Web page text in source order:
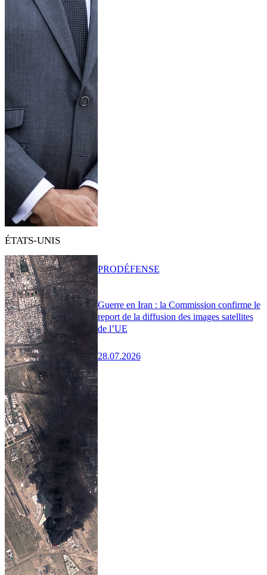
ÉTATS-UNIS
Guerre en Iran : la Commission confirme le
report de la diffusion des images satellites
de l’UE
28.07.2026
PRODÉFENSE